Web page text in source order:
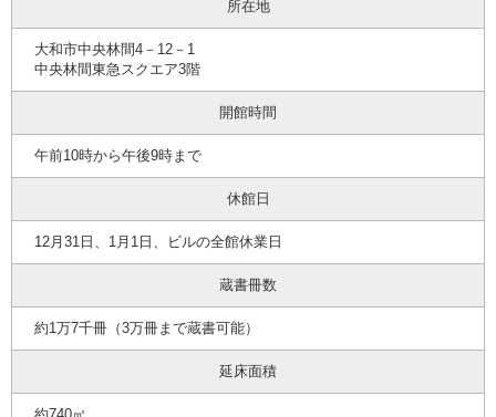
所在地
大和市中央林間4－12－1
中央林間東急スクエア3階
開館時間
午前10時から午後9時まで
休館日
12月31日、1月1日、ビルの全館休業日
蔵書冊数
約1万7千冊（3万冊まで蔵書可能）
延床面積